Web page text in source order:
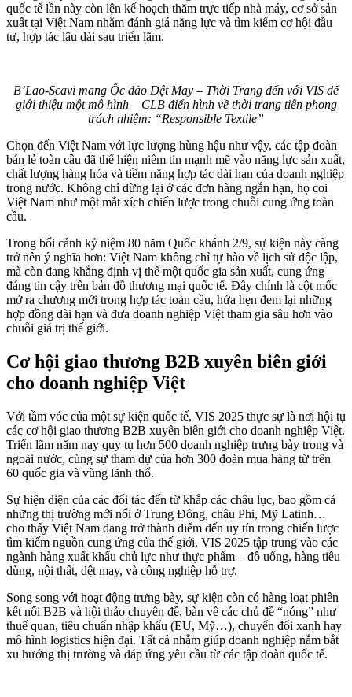
quốc tế lần này còn lên kế hoạch thăm trực tiếp nhà máy, cơ sở sản
xuất tại Việt Nam nhằm đánh giá năng lực và tìm kiếm cơ hội đầu
tư, hợp tác lâu dài sau triển lãm.
B’Lao-Scavi mang Ốc đảo Dệt May – Thời Trang đến với VIS để
giới thiệu một mô hình – CLB điển hình về thời trang tiên phong
trách nhiệm: “Responsible Textile”
Chọn đến Việt Nam với lực lượng hùng hậu như vậy, các tập đoàn
bán lẻ toàn cầu đã thể hiện niềm tin mạnh mẽ vào năng lực sản xuất,
chất lượng hàng hóa và tiềm năng hợp tác dài hạn của doanh nghiệp
trong nước. Không chỉ dừng lại ở các đơn hàng ngắn hạn, họ coi
Việt Nam như một mắt xích chiến lược trong chuỗi cung ứng toàn
cầu.
Trong bối cảnh kỷ niệm 80 năm Quốc khánh 2/9, sự kiện này càng
trở nên ý nghĩa hơn: Việt Nam không chỉ tự hào về lịch sử độc lập,
mà còn đang khẳng định vị thế một quốc gia sản xuất, cung ứng
đáng tin cậy trên bản đồ thương mại quốc tế. Đây chính là cột mốc
mở ra chương mới trong hợp tác toàn cầu, hứa hẹn đem lại những
hợp đồng dài hạn và đưa doanh nghiệp Việt tham gia sâu hơn vào
chuỗi giá trị thế giới.
Cơ hội giao thương B2B xuyên biên giới
cho doanh nghiệp Việt
Với tầm vóc của một sự kiện quốc tế, VIS 2025 thực sự là nơi hội tụ
các cơ hội giao thương B2B xuyên biên giới cho doanh nghiệp Việt.
Triển lãm năm nay quy tụ hơn 500 doanh nghiệp trưng bày trong và
ngoài nước, cùng sự tham dự của hơn 300 đoàn mua hàng từ trên
60 quốc gia và vùng lãnh thổ.
Sự hiện diện của các đối tác đến từ khắp các châu lục, bao gồm cả
những thị trường mới nổi ở Trung Đông, châu Phi, Mỹ Latinh…
cho thấy Việt Nam đang trở thành điểm đến uy tín trong chiến lược
tìm kiếm nguồn cung ứng của thế giới. VIS 2025 tập trung vào các
ngành hàng xuất khẩu chủ lực như thực phẩm – đồ uống, hàng tiêu
dùng, nội thất, dệt may, và công nghiệp hỗ trợ.
Song song với hoạt động trưng bày, sự kiện còn có hàng loạt phiên
kết nối B2B và hội thảo chuyên đề, bàn về các chủ đề “nóng” như
thuế quan, tiêu chuẩn nhập khẩu (EU, Mỹ…), chuyển đổi xanh hay
mô hình logistics hiện đại. Tất cả nhằm giúp doanh nghiệp nắm bắt
xu hướng thị trường và đáp ứng yêu cầu từ các tập đoàn quốc tế.